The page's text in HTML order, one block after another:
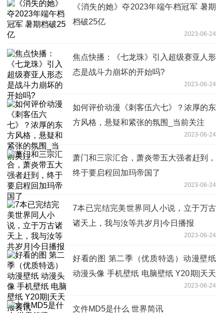
《消失的她》夺2023年端午档冠军 暑期
档破25亿
2023-06-24
焦点快播：《七龙珠》引入超级赛亚人形
态是战斗力崩坏的开始吗?
2023-06-24
如何评价动漫《刺客伍六七》？浓厚的东
方风格，悬疑和紧张的氛围_当前关注
2023-06-24
萧门和三宗汇合，萧炎带五大强者赶到，
终于要启程回加玛帝国了
2023-06-24
7本已完结完美世界同人小说，立于万古
诸天上，我与汝等共岁月|今日播报
2023-06-24
好看的图 第二季（优质特选）动漫壁纸
动漫头像 手机壁纸 电脑壁纸 Y20期|天天
2023-06-24
文件MD5是什么 世界简讯